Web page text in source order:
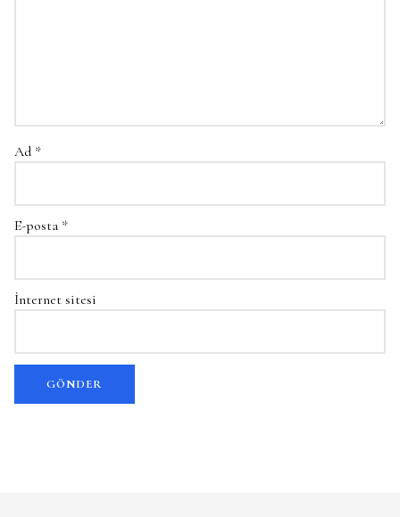
Ad *
E-posta *
İnternet sitesi